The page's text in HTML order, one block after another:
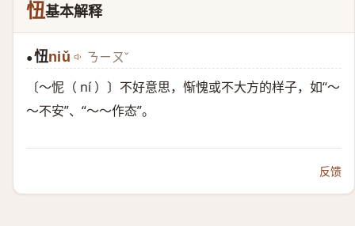
忸基本解释
●忸niǔ ㄋㄧㄡˇ
〔～怩（ ní ）〕不好意思，惭愧或不大方的样子，如“～
～不安”、“～～作态”。
反馈